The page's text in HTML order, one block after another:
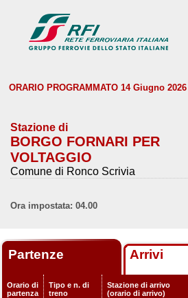
ORARIO PROGRAMMATO 14 Giugno
Stazione di
BORGO FORNARI PER
VOLTAGGIO
Comune di Ronco Scrivia
Ora impostata: 04.00
Partenze Arrivi
Orario di
partenza
Tipo e n. di
treno
Stazione di arrivo
(orario di arrivo)